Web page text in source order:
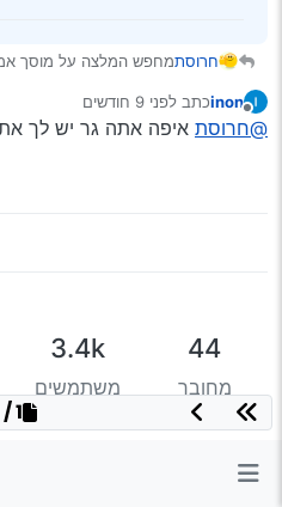
חרוסתמחפש המלצה על מוסך
תודה רבה
מנותק
inonכתב לפני 9 חודשים
נערך לאחרונה על ידי
@חרוסת איפה אתה גר יש לך
44
מחובר
3.4k
משתמשים
1 / 1